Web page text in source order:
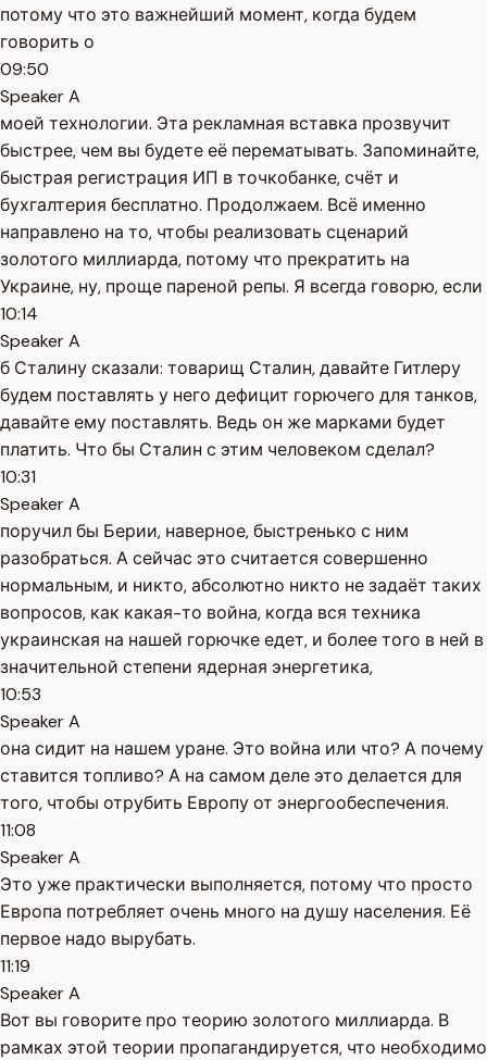
потому что это важнейший момент, когда будем
говорить о
09:50
Speaker A
моей технологии. Эта рекламная вставка прозвучит
быстрее, чем вы будете её перематывать. Запоминайте,
быстрая регистрация ИП в точкобанке, счёт и
бухгалтерия бесплатно. Продолжаем. Всё именно
направлено на то, чтобы реализовать сценарий
золотого миллиарда, потому что прекратить на
Украине, ну, проще пареной репы. Я всегда говорю, если
10:14
Speaker A
б Сталину сказали: товарищ Сталин, давайте Гитлеру
будем поставлять у него дефицит горючего для танков,
давайте ему поставлять. Ведь он же марками будет
платить. Что бы Сталин с этим человеком сделал?
10:31
Speaker A
поручил бы Берии, наверное, быстренько с ним
разобраться. А сейчас это считается совершенно
нормальным, и никто, абсолютно никто не задаёт таких
вопросов, как какая-то война, когда вся техника
украинская на нашей горючке едет, и более того в ней в
значительной степени ядерная энергетика,
10:53
Speaker A
она сидит на нашем уране. Это война или что? А почему
ставится топливо? А на самом деле это делается для
того, чтобы отрубить Европу от энергообеспечения.
11:08
Speaker A
Это уже практически выполняется, потому что просто
Европа потребляет очень много на душу населения. Её
первое надо вырубать.
11:19
Speaker A
Вот вы говорите про теорию золотого миллиарда. В
рамках этой теории пропагандируется, что необходимо